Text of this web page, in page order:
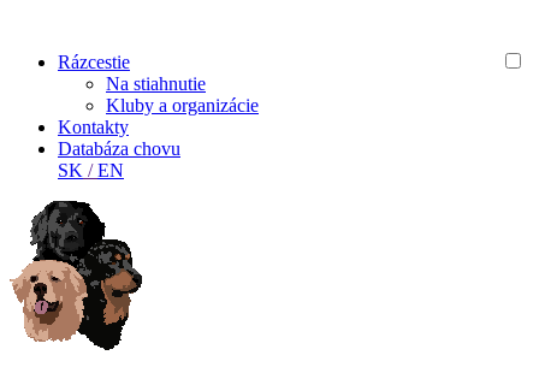
Rázcestie
Na stiahnutie
Kluby a organizácie
Kontakty
Databáza chovu
SK /EN